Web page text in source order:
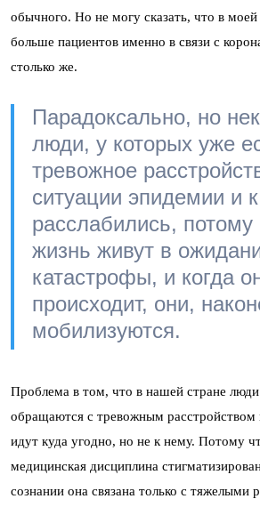
обычного. Но не могу сказать, что в моей
больше пациентов именно в связи с
столько же.
Парадоксально, но
люди, у которых уже
тревожное
ситуации эпидемии и
расслабились,
жизнь живут в
катастрофы, и когда
происходит, они,
мобилизуются.
Проблема в том, что в нашей стране люди
обращаются с тревожным расстройством
идут куда угодно, но не к нему. Потому
медицинская дисциплина
сознании она связана только с тяжелыми